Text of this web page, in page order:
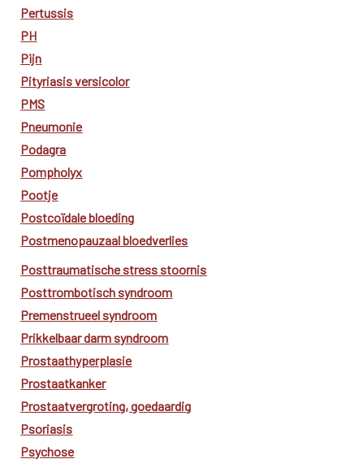
Pertussis
PH
Pijn
Pityriasis versicolor
PMS
Pneumonie
Podagra
Pompholyx
Pootje
Postcoïdale bloeding
Postmenopauzaal bloedverlies
Posttraumatische stress stoornis
Posttrombotisch syndroom
Premenstrueel syndroom
Prikkelbaar darm syndroom
Prostaathyperplasie
Prostaatkanker
Prostaatvergroting, goedaardig
Psoriasis
Psychose